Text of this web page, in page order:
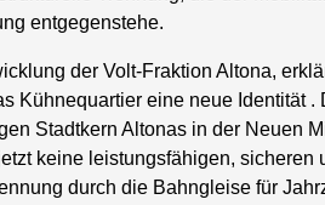
entgegenstehe.
der Volt-Fraktion Altona,
Kühnequartier eine neue Identität .
Stadtkern Altonas in der Neuen
keine leistungsfähigen, sicheren
durch die Bahngleise für